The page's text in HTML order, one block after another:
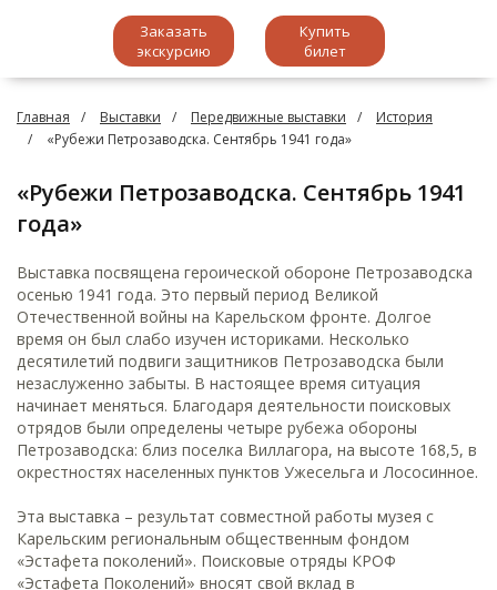
Заказать
экскурсию
Купить
билет
Главная Выставки Передвижные выставки
История
«Рубежи Петрозаводска. Сентябрь 1941 года»
«Рубежи Петрозаводска. Сентябрь 1941
года»
Выставка посвящена героической обороне Петрозаводска
осенью 1941 года. Это первый период Великой
Отечественной войны на Карельском фронте. Долгое
время он был слабо изучен историками. Несколько
десятилетий подвиги защитников Петрозаводска были
незаслуженно забыты. В настоящее время ситуация
начинает меняться. Благодаря деятельности поисковых
отрядов были определены четыре рубежа обороны
Петрозаводска: близ поселка Виллагора, на высоте 168,5, в
окрестностях населенных пунктов Ужесельга и Лососинное.
Эта выставка – результат совместной работы музея с
Карельским региональным общественным фондом
«Эстафета поколений». Поисковые отряды КРОФ
«Эстафета Поколений» вносят свой вклад в